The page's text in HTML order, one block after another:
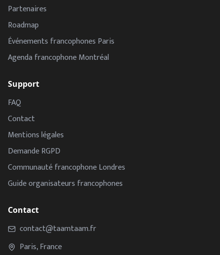
Partenaires
Roadmap
Événements francophones Paris
Agenda francophone Montréal
Support
FAQ
Contact
Mentions légales
Demande RGPD
Communauté francophone Londres
Guide organisateurs francophones
Contact
contact@taamtaam.fr
Paris, France